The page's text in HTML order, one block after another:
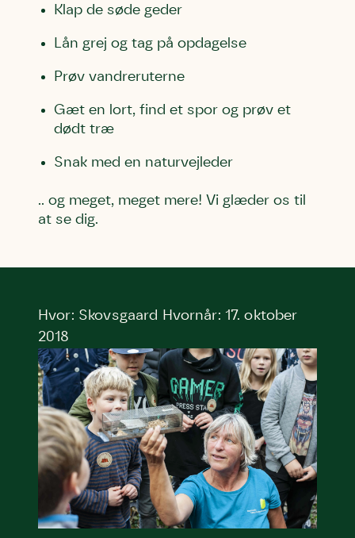
Klap de søde geder
Lån grej og tag på opdagelse
Prøv vandreruterne
Gæt en lort, find et spor og prøv et
dødt træ
Snak med en naturvejleder
.. og meget, meget mere! Vi glæder os til
at se dig.
Hvor: Skovsgaard Hvornår: 17. oktober
2018
Skriv under (hjørring)
Fornavn
Efternavn
Email
Sund Limfjord
Fornavn
Efternavn
Email
Storken tilbage til Kolding
Fornavn
Efternavn
Email